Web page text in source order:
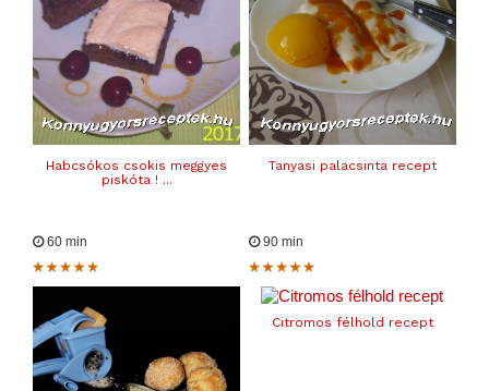
Habcsókos csokis meggyes
piskóta ! ...
Tanyasi palacsinta recept
60 min 90 min
Citromos félhold recept